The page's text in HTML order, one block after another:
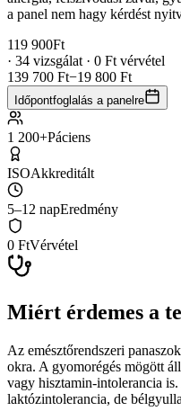
a panel nem hagy kérdést
119 900Ft
· 34 vizsgálat · 0 Ft vérvétel
139 700 Ft−19 800 Ft
Időpontfoglalás a panelre
1 200+Páciens
ISOAkkreditált
5–12 napEredmény
0 FtVérvétel
Miért érdemes a
Az emésztőrendszeri
okra. A gyomorégés mögött
vagy hisztamin-intolerancia
laktózintolerancia, de